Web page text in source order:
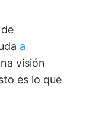
a
visión
es lo que